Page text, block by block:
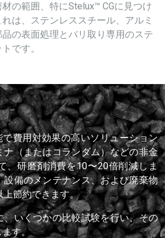
の範囲、特にStelux™ CGに見つけ
は、ステンレススチール、アルミ
の表面処理とバリ取り専用のステ
です。
で費用対効果の高いソリューション
ナ（またはコランダム）などの非金
、研磨剤消費を10〜20倍削減しま
設備のメンテナンス、および廃棄物
節約できます。
、いくつかの比較試験を行い、その
ます。